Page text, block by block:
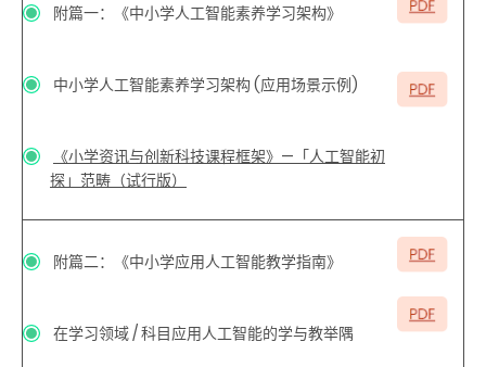
附篇一：《中小学人工智能素养学习架构》
中小学人工智能素养学习架构 (应用场景示例)
《小学资讯与创新科技课程框架》—「人工智能初
探」范畴（试行版）
附篇二：《中小学应用人工智能教学指南》
在学习领域/科目应用人工智能的学与教举隅